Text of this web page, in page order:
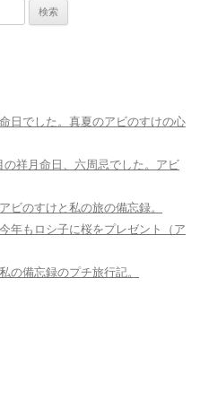
日でした。真夏のアビのすけの心
祥月命日、六周忌でした。アビ
ビのすけと私の旅の備忘録。
年もロシ子に桜をプレゼント（ア
の備忘録のプチ旅行記。